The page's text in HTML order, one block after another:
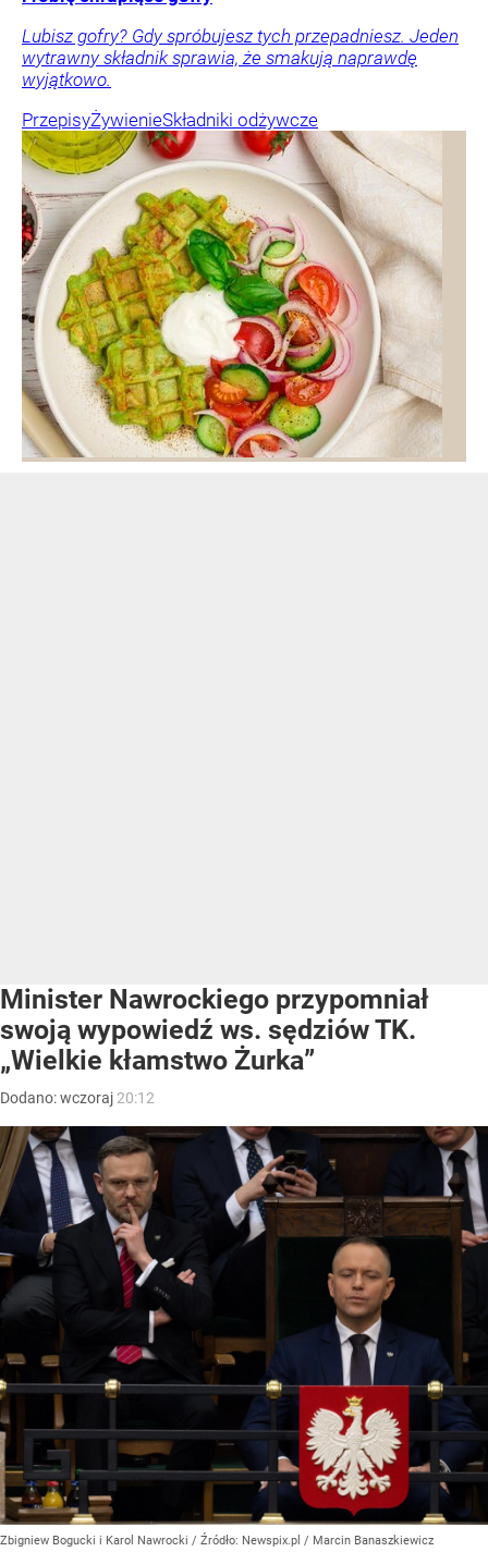
Lubisz gofry? Gdy spróbujesz tych przepadniesz. Jeden
wytrawny składnik sprawia, że smakują naprawdę
wyjątkowo.
PrzepisyŻywienieSkładniki odżywcze
Minister Nawrockiego przypomniał
swoją wypowiedź ws. sędziów TK.
„Wielkie kłamstwo Żurka”
Dodano:wczoraj 20:12
Zbigniew Bogucki i Karol Nawrocki / Źródło: Newspix.pl / Marcin Banaszkiewicz